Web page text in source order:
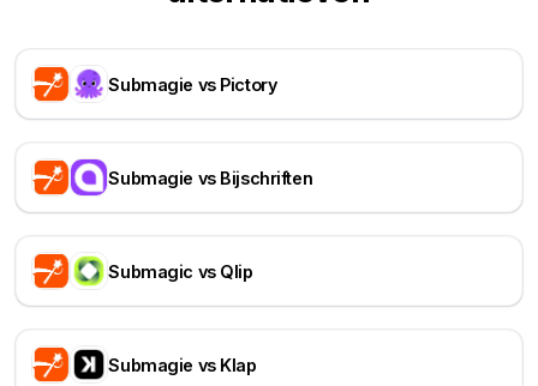
Submagie vs Pictory
Submagie vs Bijschriften
Submagic vs Qlip
Submagie vs Klap